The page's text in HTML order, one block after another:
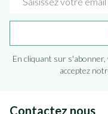
En cliquant sur
acceptez
Contactez nous